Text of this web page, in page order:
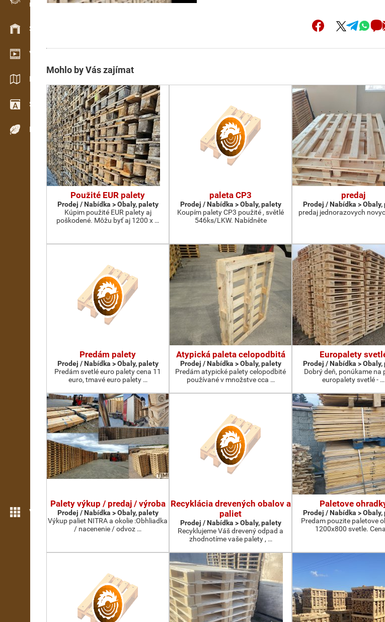
Evidence dřeva v terénu
Skladové hospodářství
Video showroom
Katalogy / Brožury
Slovník
Dřeviny
Více možností
Mohlo by Vás zajímat
Použité EUR palety
Prodej / Nabídka > Obaly, palety
Kúpim použité EUR palety aj
poškodené. Môžu byť aj 1200 x …
paleta CP3
Prodej / Nabídka > Obaly, palety
Koupím palety CP3 použité , světlé
546ks/LKW. Nabídněte
predaj
Prodej / Nabídka > Obaly,
predaj jednorazovych
Predám palety
Prodej / Nabídka > Obaly, palety
Predám svetlé euro palety cena 11
euro, tmavé euro palety …
Atypická paleta celopodbitá
Prodej / Nabídka > Obaly, palety
Predám atypické palety celopodbité
používané v množstve cca …
Europalety
Prodej / Nabídka > Obaly,
Dobrý deň, ponúkame na
europalety svetlé - …
Palety výkup / predaj / výroba
Prodej / Nabídka > Obaly, palety
Výkup paliet NITRA a okolie :Obhliadka
/ nacenenie / odvoz …
Recyklácia drevených obalov a
paliet
Prodej / Nabídka > Obaly, palety
Recyklujeme Váš drevený odpad a
zhodnotíme vaše palety , …
Paletove
Prodej / Nabídka > Obaly,
Predam pouzite paletove
1200x800 svetle.